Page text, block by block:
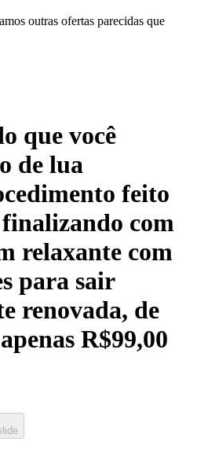
outras ofertas parecidas que
que você
de lua
feito
com
relaxante com
para sair
renovada, de
R$99,00